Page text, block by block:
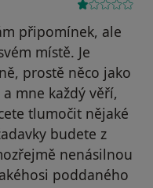
připomínek, ale
místě. Je
prostě něco jako
mne každý věří,
tlumočit nějaké
budete z
nenásilnou
poddaného